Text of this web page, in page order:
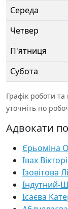
Середа
Четвер
П'ятниця
Субота
Графік роботи
уточніть по
Адвокати
Єрьоміна
Івах
Ізовітова
Індутний-
Ісаєва